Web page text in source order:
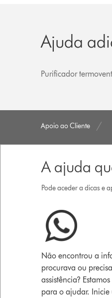
Ajuda
Purificador
Apoio ao Cliente
A ajuda
Pode aceder a dicas e
Não encontrou a
procurava ou
assistência?
para o ajudar. Inicie